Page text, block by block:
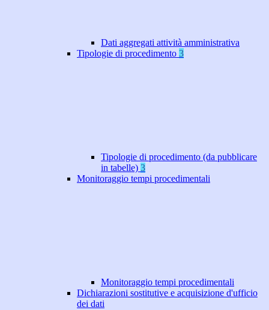
Dati aggregati attività amministrativa
Tipologie di procedimento 3
Tipologie di procedimento (da pubblicare
in tabelle) 3
Monitoraggio tempi procedimentali
Monitoraggio tempi procedimentali
Dichiarazioni sostitutive e acquisizione d'ufficio
dei dati